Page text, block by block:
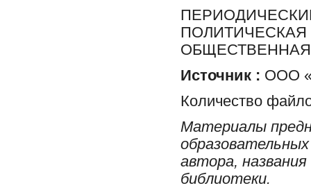
Источник : ООО
Количество
Материалы
автора,
библиотеки.